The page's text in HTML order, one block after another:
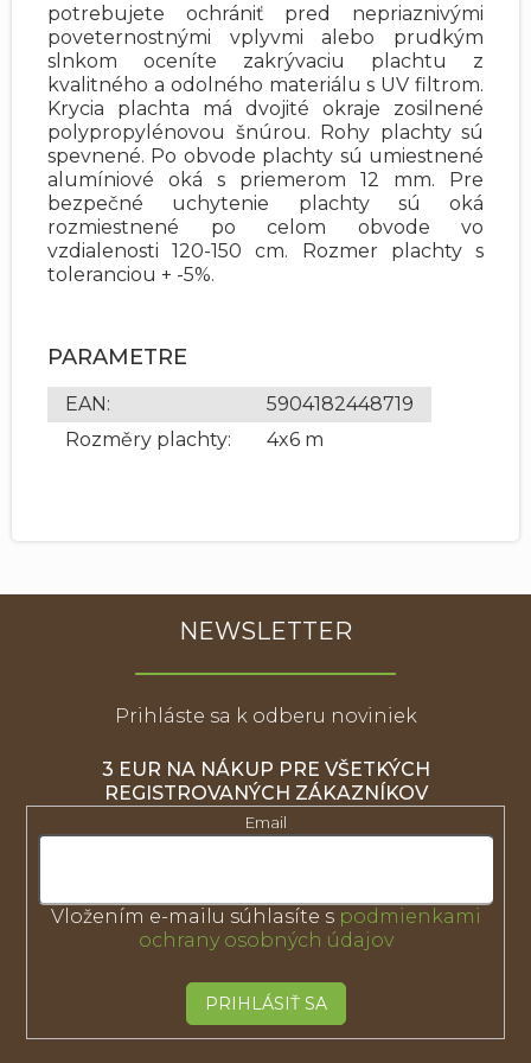
potrebujete ochrániť pred nepriaznivými
poveternostnými vplyvmi alebo prudkým
slnkom oceníte zakrývaciu plachtu z
kvalitného a odolného materiálu s UV filtrom.
Krycia plachta má dvojité okraje zosilnené
polypropylénovou šnúrou. Rohy plachty sú
spevnené. Po obvode plachty sú umiestnené
alumíniové oká s priemerom 12 mm. Pre
bezpečné uchytenie plachty sú oká
rozmiestnené po celom obvode vo
vzdialenosti 120-150 cm. Rozmer plachty s
toleranciou + -5%.
PARAMETRE
EAN:
5904182448719
Rozměry plachty: 4x6 m
NEWSLETTER
Prihláste sa k odberu noviniek
3 EUR NA NÁKUP PRE VŠETKÝCH
REGISTROVANÝCH ZÁKAZNÍKOV
Email
Vložením e-mailu súhlasíte s podmienkami
ochrany osobných údajov
PRIHLÁSIŤ SA